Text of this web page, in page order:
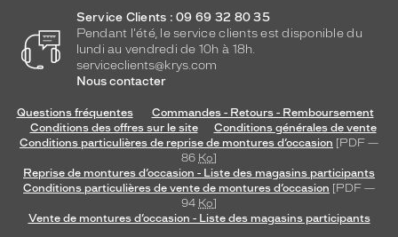
Service Clients : 09 69 32 80 35
Pendant l'été, le service clients est disponible du
lundi au vendredi de 10h à 18h.
serviceclients@krys.com
Nous contacter
Questions fréquentes
Commandes - Retours - Remboursement
Conditions des offres sur le site
Conditions générales de vente
Conditions particulières de reprise de montures d’occasion [PDF —
86 Ko]
Reprise de montures d’occasion - Liste des magasins participants
Conditions particulières de vente de montures d’occasion [PDF —
94 Ko]
Vente de montures d’occasion - Liste des magasins participants